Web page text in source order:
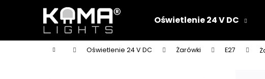
Oświetlenie 24 V DC
Home Oświetlenie 24 V DC Żarówki E27
z
powrotem
powrotem